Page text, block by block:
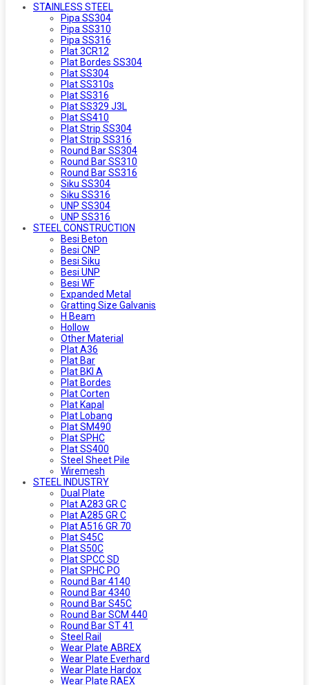
STAINLESS STEEL
Pipa SS304
Pipa SS310
Pipa SS316
Plat 3CR12
Plat Bordes SS304
Plat SS304
Plat SS310s
Plat SS316
Plat SS329 J3L
Plat SS410
Plat Strip SS304
Plat Strip SS316
Round Bar SS304
Round Bar SS310
Round Bar SS316
Siku SS304
Siku SS316
UNP SS304
UNP SS316
STEEL CONSTRUCTION
Besi Beton
Besi CNP
Besi Siku
Besi UNP
Besi WF
Expanded Metal
Gratting Size Galvanis
H Beam
Hollow
Other Material
Plat A36
Plat Bar
Plat BKI A
Plat Bordes
Plat Corten
Plat Kapal
Plat Lobang
Plat SM490
Plat SPHC
Plat SS400
Steel Sheet Pile
Wiremesh
STEEL INDUSTRY
Dual Plate
Plat A283 GR C
Plat A285 GR C
Plat A516 GR 70
Plat S45C
Plat S50C
Plat SPCC SD
Plat SPHC PO
Round Bar 4140
Round Bar 4340
Round Bar S45C
Round Bar SCM 440
Round Bar ST 41
Steel Rail
Wear Plate ABREX
Wear Plate Everhard
Wear Plate Hardox
Wear Plate RAEX